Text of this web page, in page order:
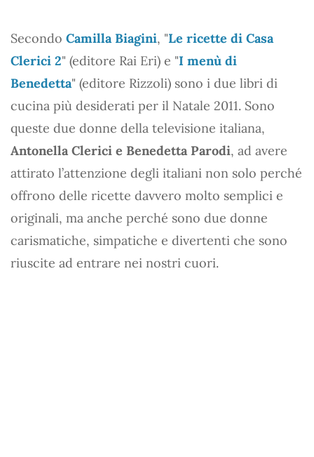
Secondo Camilla Biagini, "Le ricette di Casa
Clerici 2" (editore Rai Eri) e "I menù di
Benedetta" (editore Rizzoli) sono i due libri di
cucina più desiderati per il Natale 2011. Sono
queste due donne della televisione italiana,
Antonella Clerici e Benedetta Parodi, ad avere
attirato l’attenzione degli italiani non solo perché
offrono delle ricette davvero molto semplici e
originali, ma anche perché sono due donne
carismatiche, simpatiche e divertenti che sono
riuscite ad entrare nei nostri cuori.